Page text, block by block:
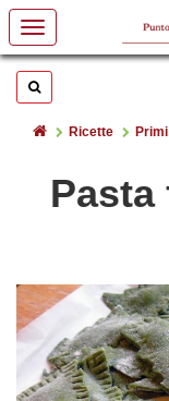
Cerca
HomeRicette